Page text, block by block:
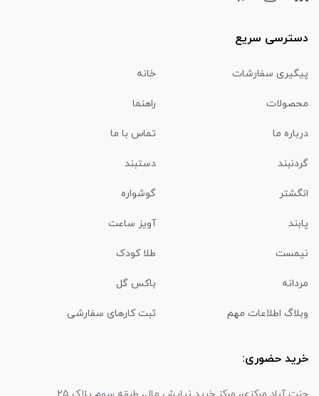
دسترسی سریع
پیگیری سفارشات خانه
محصولات راهنما
درباره ما تماس با ما
گردنبند دستبند
انگشتر گوشواره
پابند آویز ساعت
نیمست طلا کودک
مردانه باکس گل
وبلاگ اطلاعات مهم ثبت کارهای سفارشی
خرید حضوری: